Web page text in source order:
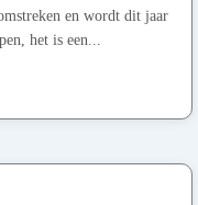
en wordt dit jaar
het is een...